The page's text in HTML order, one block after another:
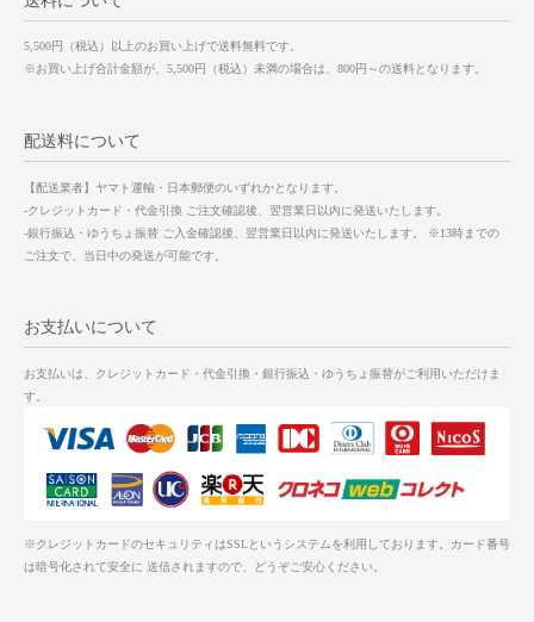
5,500円（税込）以上のお買い上げで送料無料です。
※お買い上げ合計金額が、5,500円（税込）未満の場合は、800円～の送料となります。
配送料について
【配送業者】ヤマト運輸・日本郵便のいずれかとなります。
-クレジットカード・代金引換 ご注文確認後、翌営業日以内に発送いたします。
-銀行振込・ゆうちょ振替 ご入金確認後、翌営業日以内に発送いたします。 ※13時までの
ご注文で、当日中の発送が可能です。
お支払いについて
お支払いは、クレジットカード・代金引換・銀行振込・ゆうちょ振替がご利用いただけま
す。
※クレジットカードのセキュリティはSSLというシステムを利用しております。カード番号
は暗号化されて安全に 送信されますので、どうぞご安心ください。